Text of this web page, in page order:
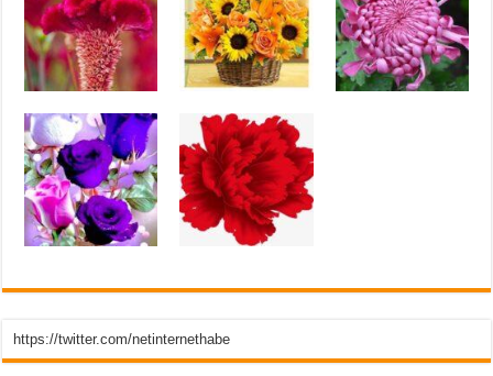
https://twitter.com/netinternethabe